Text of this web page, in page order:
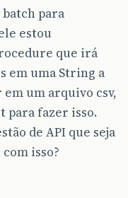
para
estou
que irá
em uma String a
um arquivo csv,
para fazer isso.
de API que seja
isso?